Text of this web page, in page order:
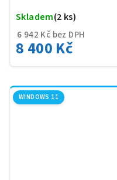
6 942 Kč bez DPH
8 400 Kč
Skladem(2 ks)
WINDOWS 11